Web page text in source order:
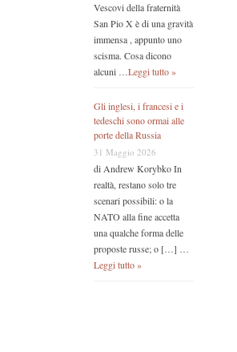
Vescovi della fraternità
San Pio X è di una gravità
immensa , appunto uno
scisma. Cosa dicono
alcuni …Leggi tutto »
Gli inglesi, i francesi e i
tedeschi sono ormai alle
porte della Russia
31 Maggio 2026
di Andrew Korybko In
realtà, restano solo tre
scenari possibili: o la
NATO alla fine accetta
una qualche forma delle
proposte russe; o […] …
Leggi tutto »